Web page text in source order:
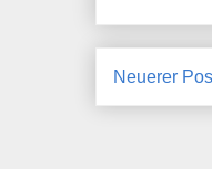
Neuerer